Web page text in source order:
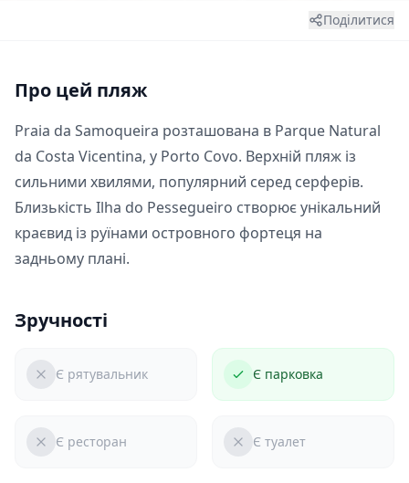
Поділитися
Про цей пляж
Praia da Samoqueira розташована в Parque Natural
da Costa Vicentina, у Porto Covo. Верхній пляж із
сильними хвилями, популярний серед серферів.
Близькість Ilha do Pessegueiro створює унікальний
краєвид із руїнами островного фортеця на
задньому плані.
Зручності
Є рятувальник Є парковка
Є ресторан Є туалет